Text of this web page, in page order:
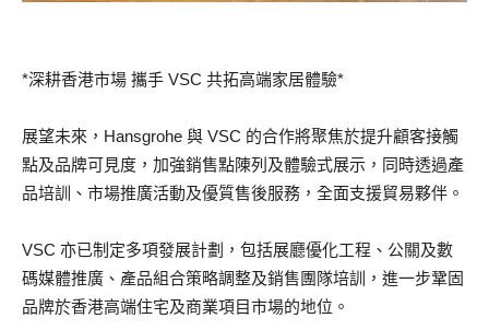
*深耕香港市場 攜手 VSC 共拓高端家居體驗*
展望未來，Hansgrohe 與 VSC 的合作將聚焦於提升顧客接觸
點及品牌可見度，加強銷售點陳列及體驗式展示，同時透過產
品培訓、市場推廣活動及優質售後服務，全面支援貿易夥伴。
VSC 亦已制定多項發展計劃，包括展廳優化工程、公關及數
碼媒體推廣、產品組合策略調整及銷售團隊培訓，進一步鞏固
品牌於香港高端住宅及商業項目市場的地位。